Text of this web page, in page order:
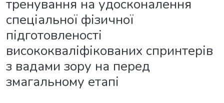
тренування на удосконалення
спеціальної фізичної
підготовленості
висококваліфікованих спринтерів
з вадами зору на перед
змагальному етапі